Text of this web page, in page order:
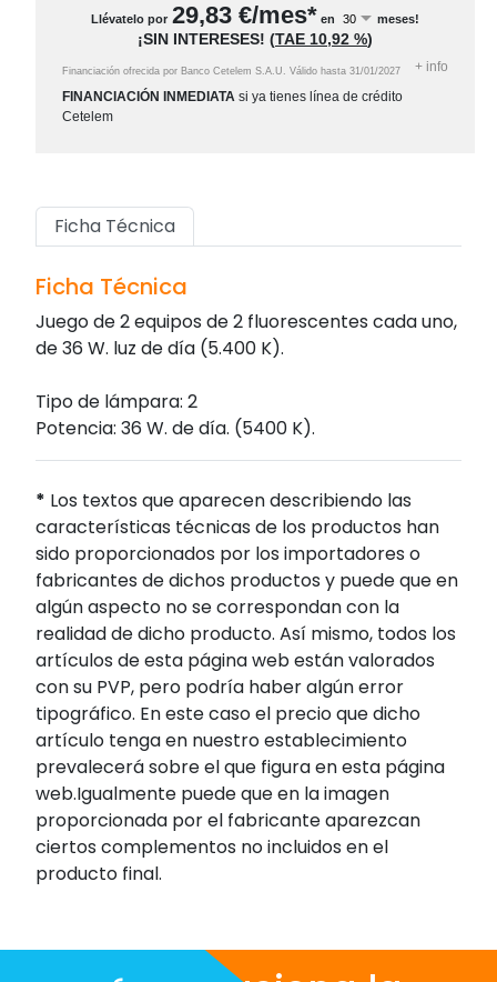
Llévatelo por 29,83 €/mes* en meses!
¡SIN INTERESES! (TAE 10,92 %)
Financiación ofrecida por Banco Cetelem S.A.U. Válido hasta 31/01/2027 + info
FINANCIACIÓN INMEDIATA si ya tienes línea de crédito
Cetelem
Ficha Técnica
Ficha Técnica
Juego de 2 equipos de 2 fluorescentes cada uno,
de 36 W. luz de día (5.400 K).
Tipo de lámpara: 2
Potencia: 36 W. de día. (5400 K).
* Los textos que aparecen describiendo las
características técnicas de los productos han
sido proporcionados por los importadores o
fabricantes de dichos productos y puede que en
algún aspecto no se correspondan con la
realidad de dicho producto. Así mismo, todos los
artículos de esta página web están valorados
con su PVP, pero podría haber algún error
tipográfico. En este caso el precio que dicho
artículo tenga en nuestro establecimiento
prevalecerá sobre el que figura en esta página
web.Igualmente puede que en la imagen
proporcionada por el fabricante aparezcan
ciertos complementos no incluidos en el
producto final.